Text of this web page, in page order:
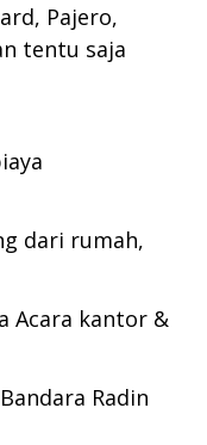
Pajero,
tentu saja
dari rumah,
Acara kantor &
Radin